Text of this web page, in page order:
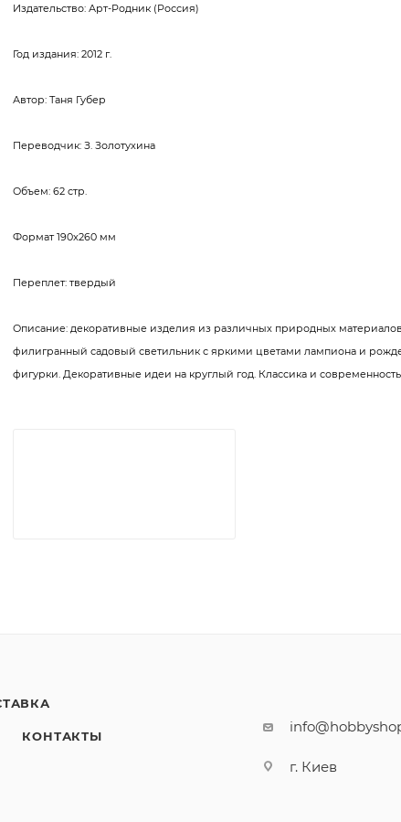
Издательство: Арт-Родник (Россия)
Год издания: 2012 г.
Автор: Таня Губер
Переводчик: З. Золотухина
Объем: 62 стр.
Формат 190x260 мм
Переплет: твердый
Описание: декоративные изделия из различных природных
филигранный садовый светильник с яркими цветами лампиона и
фигурки. Декоративные идеи на круглый год. Классика и
КОНТАКТЫ
г. Киев